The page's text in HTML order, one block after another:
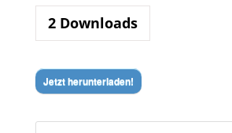
2Downloads
Jetzt herunterladen!